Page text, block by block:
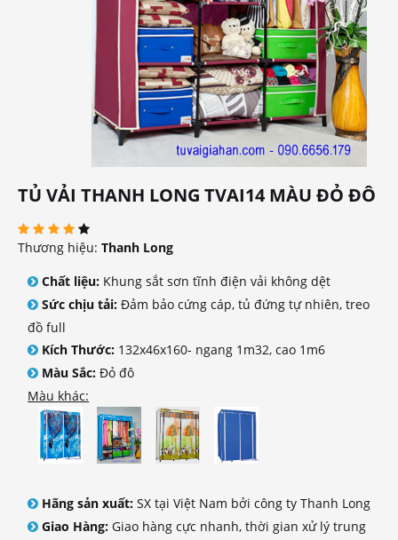
TỦ VẢI THANH LONG TVAI14 MÀU ĐỎ ĐÔ
Thương hiệu: Thanh Long
Chất liệu: Khung sắt sơn tĩnh điện vải không dệt
Sức chịu tải: Đảm bảo cứng cáp, tủ đứng tự nhiên, treo
đồ full
Kích Thước: 132x46x160- ngang 1m32, cao 1m6
Màu Sắc: Đỏ đô
Màu khác:
Hãng sản xuất: SX tại Việt Nam bởi công ty Thanh Long
Giao Hàng: Giao hàng cực nhanh, thời gian xử lý trung